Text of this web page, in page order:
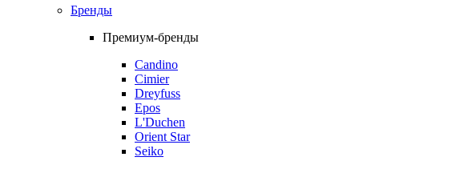
Бренды
Премиум-бренды
Candino
Cimier
Dreyfuss
Epos
L'Duchen
Orient Star
Seiko